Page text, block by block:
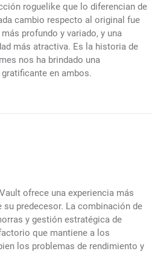
roguelike que lo diferencian de
cambio respecto al original fue
profundo y variado, y una
más atractiva. Es la historia de
nos ha brindado una
en ambos.
ofrece una experiencia más
su predecesor. La combinación de
y gestión estratégica de
que mantiene a los
los problemas de rendimiento y